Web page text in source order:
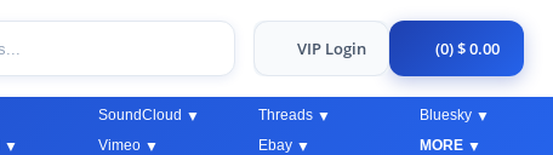
VIP Login (0) $ 0.00
SoundCloud Threads
Bluesky
Vimeo Ebay MORE